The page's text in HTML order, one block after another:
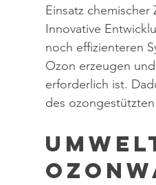
Einsatz chemischer
Innovative
noch effizienteren
Ozon erzeugen
erforderlich ist.
des